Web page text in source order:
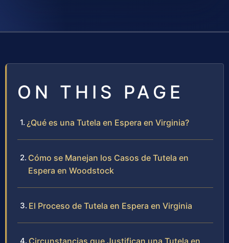
ON THIS PAGE
¿Qué es una Tutela en Espera en Virginia?
Cómo se Manejan los Casos de Tutela en
Espera en Woodstock
El Proceso de Tutela en Espera en Virginia
Circunstancias que Justifican una Tutela en